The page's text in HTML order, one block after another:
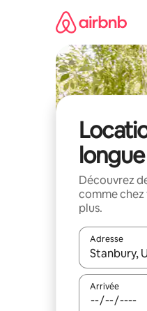
Découvrez
comme chez
plus.
Adresse
Lorsque les
Arrivée